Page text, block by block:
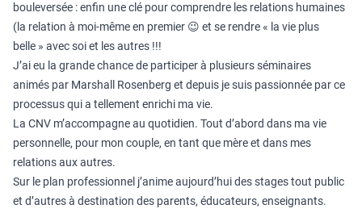
bouleversée : enfin une clé pour comprendre les relations humaines
(la relation à moi-même en premier 😉 et se rendre « la vie plus
belle » avec soi et les autres !!!
J’ai eu la grande chance de participer à plusieurs séminaires
animés par Marshall Rosenberg et depuis je suis passionnée par ce
processus qui a tellement enrichi ma vie.
La CNV m’accompagne au quotidien. Tout d’abord dans ma vie
personnelle, pour mon couple, en tant que mère et dans mes
relations aux autres.
Sur le plan professionnel j’anime aujourd’hui des stages tout public
et d’autres à destination des parents, éducateurs, enseignants.